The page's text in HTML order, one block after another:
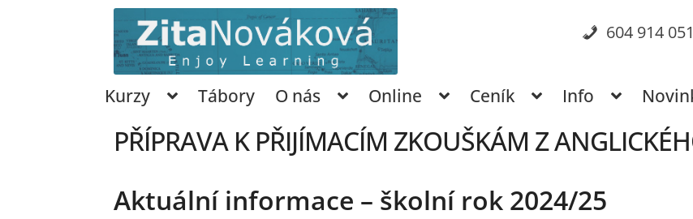
Přeskočit
na
navigaci
Přejít
k
obsahu
webu
604 914 051
Kurzy Tábory O nás Online Ceník Info
PŘÍPRAVA K PŘIJÍMACÍM ZKOUŠKÁM Z
Aktuální informace – školní rok 2024/25